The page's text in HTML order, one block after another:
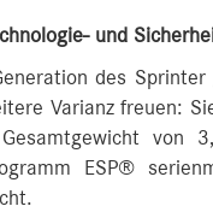
und
des
Varianz freuen:
von
ESP®